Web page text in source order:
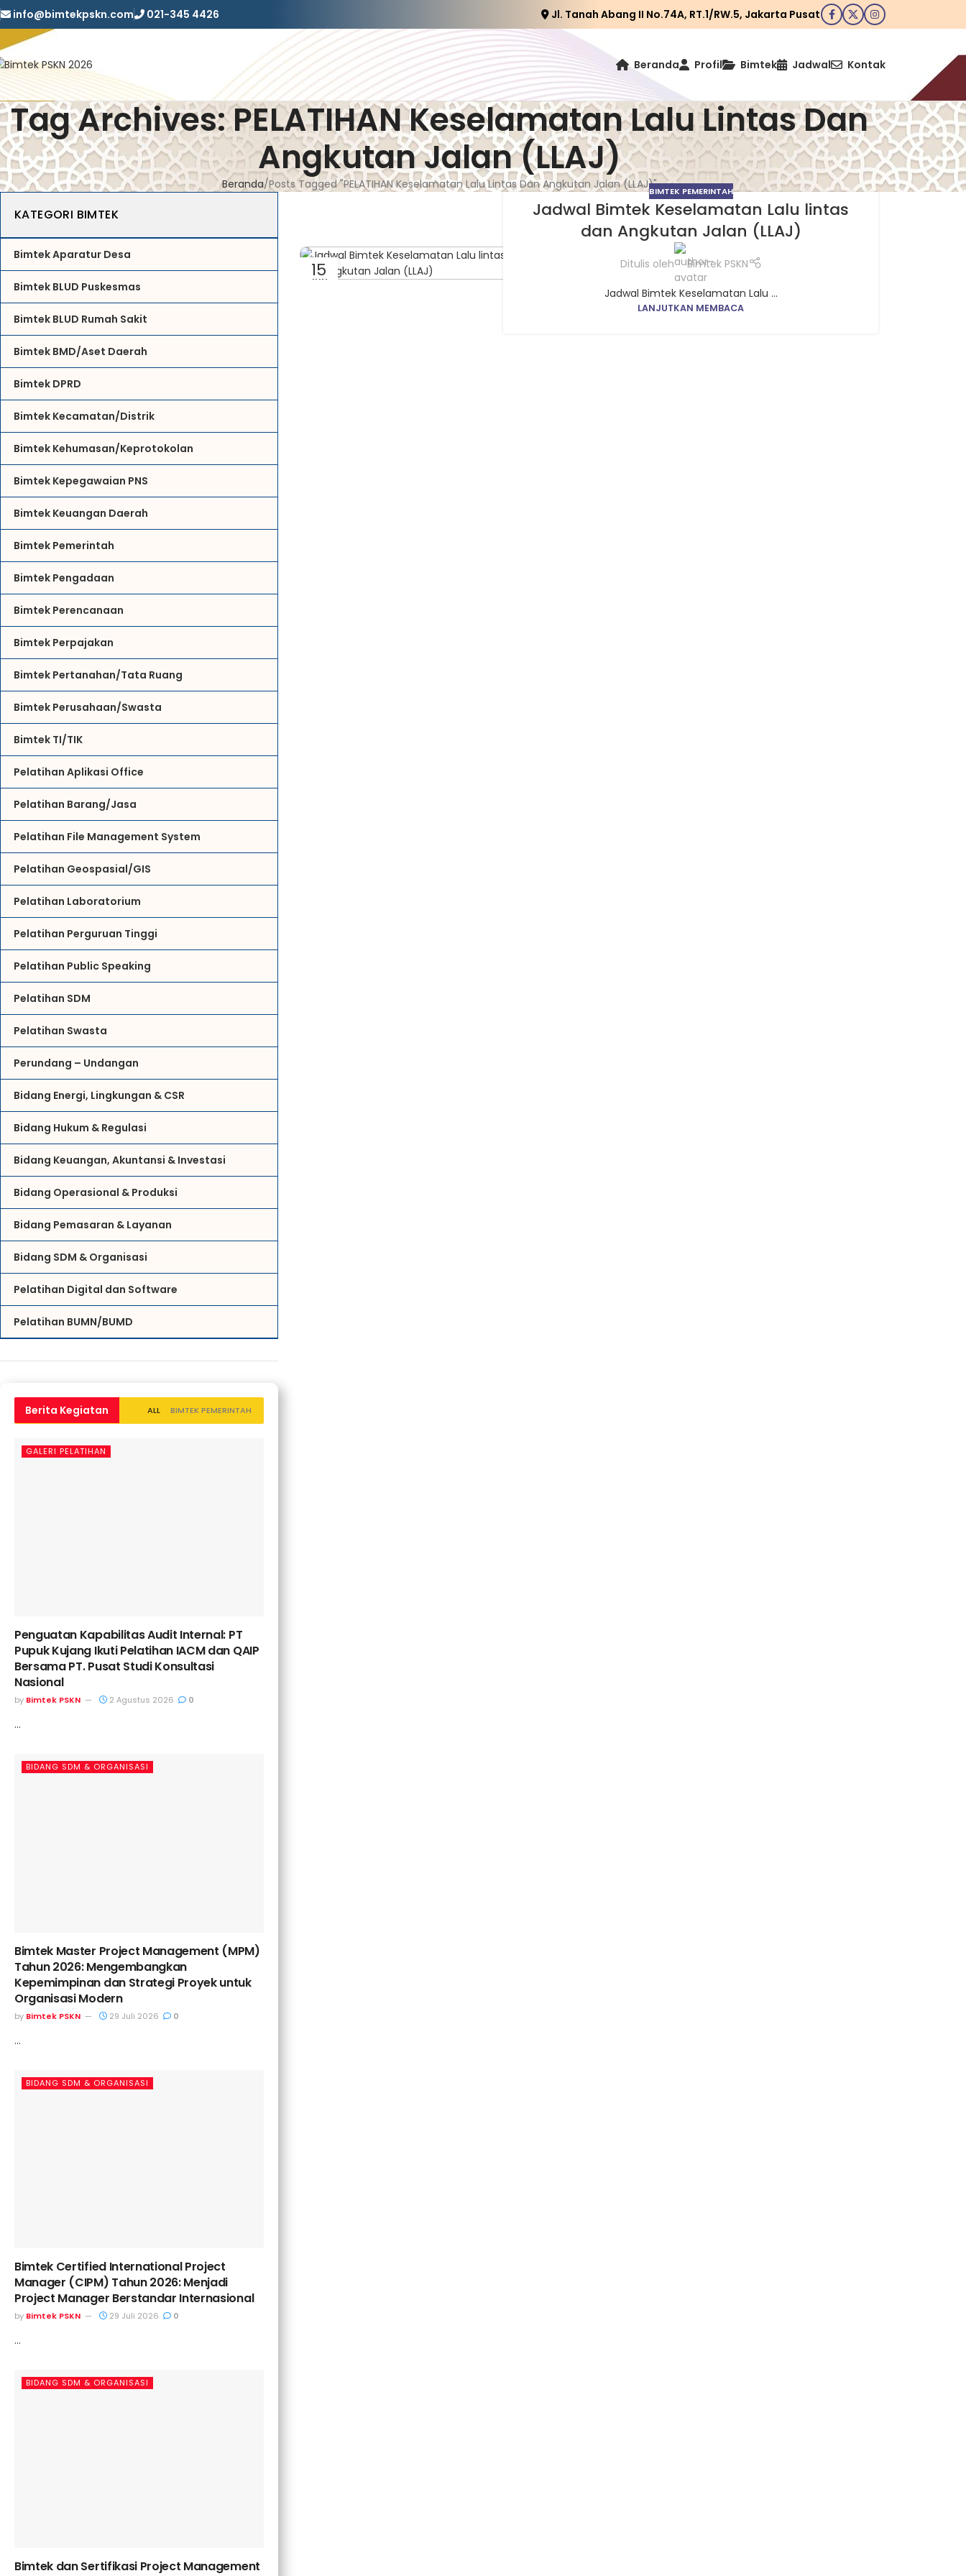
info@bimtekpskn.com 021-345 4426 Jl. Tanah Abang II No.74A, RT.1/RW.5, Jakarta Pusat
Beranda Profil Bimtek Jadwal Kontak
Tag Archives: PELATIHAN Keselamatan Lalu Lintas Dan
Angkutan Jalan (LLAJ)
Beranda Posts Tagged "PELATIHAN Keselamatan Lalu Lintas Dan Angkutan Jalan (LLAJ)"
KATEGORI BIMTEK
Bimtek Aparatur Desa
Bimtek BLUD Puskesmas
Bimtek BLUD Rumah Sakit
Bimtek BMD/Aset Daerah
Bimtek DPRD
Bimtek Kecamatan/Distrik
Bimtek Kehumasan/Keprotokolan
Bimtek Kepegawaian PNS
Bimtek Keuangan Daerah
Bimtek Pemerintah
Bimtek Pengadaan
Bimtek Perencanaan
Bimtek Perpajakan
Bimtek Pertanahan/Tata Ruang
Bimtek Perusahaan/Swasta
Bimtek TI/TIK
Pelatihan Aplikasi Office
Pelatihan Barang/Jasa
Pelatihan File Management System
Pelatihan Geospasial/GIS
Pelatihan Laboratorium
Pelatihan Perguruan Tinggi
Pelatihan Public Speaking
Pelatihan SDM
Pelatihan Swasta
Perundang – Undangan
Bidang Energi, Lingkungan & CSR
Bidang Hukum & Regulasi
Bidang Keuangan, Akuntansi & Investasi
Bidang Operasional & Produksi
Bidang Pemasaran & Layanan
Bidang SDM & Organisasi
Pelatihan Digital dan Software
Pelatihan BUMN/BUMD
Berita Kegiatan ALL BIMTEK PEMERINTAH
GALERI PELATIHAN
Penguatan Kapabilitas Audit Internal: PT
Pupuk Kujang Ikuti Pelatihan IACM dan QAIP
Bersama PT. Pusat Studi Konsultasi
Nasional
by Bimtek PSKN 2 Agustus 2026 0
...
BIDANG SDM & ORGANISASI
Bimtek Master Project Management (MPM)
Tahun 2026: Mengembangkan
Kepemimpinan dan Strategi Proyek untuk
Organisasi Modern
by Bimtek PSKN 29 Juli 2026 0
...
BIDANG SDM & ORGANISASI
Bimtek Certified International Project
Manager (CIPM) Tahun 2026: Menjadi
Project Manager Berstandar Internasional
by Bimtek PSKN 29 Juli 2026 0
...
BIDANG SDM & ORGANISASI
Bimtek dan Sertifikasi Project Management
15
JUN
BIMTEK PEMERINTAH
Jadwal Bimtek Keselamatan Lalu lintas
dan Angkutan Jalan (LLAJ)
Ditulis oleh Bimtek PSKN
Jadwal Bimtek Keselamatan Lalu ...
LANJUTKAN MEMBACA